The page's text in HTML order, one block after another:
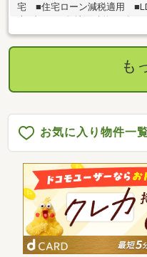
宅 ■住宅ローン減税適用
も
お気に入り物件一